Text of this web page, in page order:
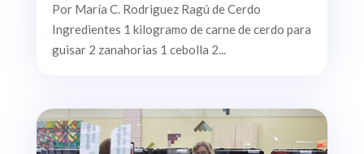
Por María C. Rodriguez Ragú de Cerdo
Ingredientes 1 kilogramo de carne de cerdo para
guisar 2 zanahorias 1 cebolla 2...